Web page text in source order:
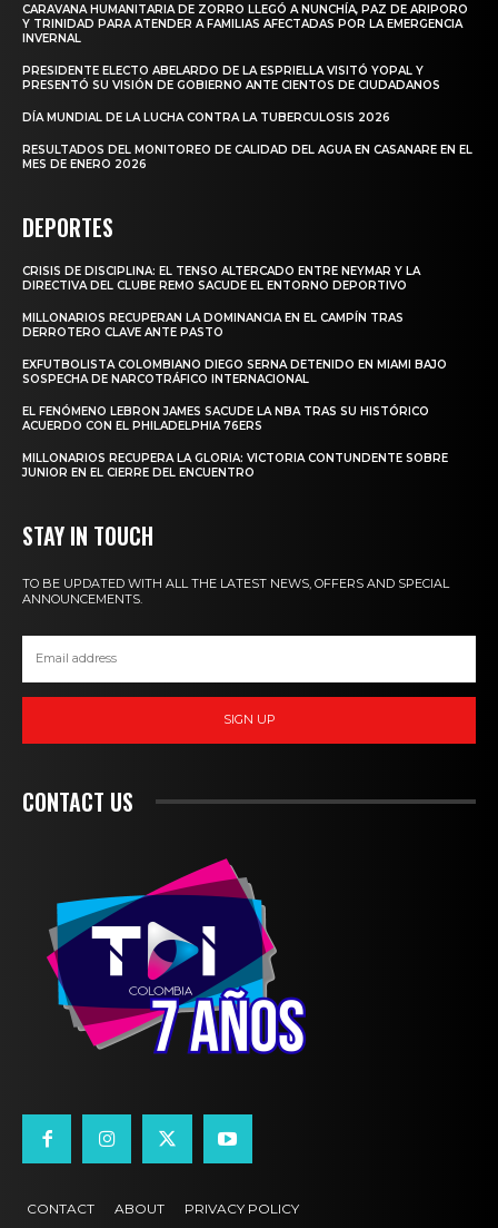
CARAVANA HUMANITARIA DE ZORRO LLEGÓ A NUNCHÍA, PAZ DE ARIPORO
Y TRINIDAD PARA ATENDER A FAMILIAS AFECTADAS POR LA EMERGENCIA
INVERNAL
PRESIDENTE ELECTO ABELARDO DE LA ESPRIELLA VISITÓ YOPAL Y
PRESENTÓ SU VISIÓN DE GOBIERNO ANTE CIENTOS DE CIUDADANOS
DÍA MUNDIAL DE LA LUCHA CONTRA LA TUBERCULOSIS 2026
RESULTADOS DEL MONITOREO DE CALIDAD DEL AGUA EN CASANARE EN EL
MES DE ENERO 2026
DEPORTES
CRISIS DE DISCIPLINA: EL TENSO ALTERCADO ENTRE NEYMAR Y LA
DIRECTIVA DEL CLUBE REMO SACUDE EL ENTORNO DEPORTIVO
MILLONARIOS RECUPERAN LA DOMINANCIA EN EL CAMPÍN TRAS
DERROTERO CLAVE ANTE PASTO
EXFUTBOLISTA COLOMBIANO DIEGO SERNA DETENIDO EN MIAMI BAJO
SOSPECHA DE NARCOTRÁFICO INTERNACIONAL
EL FENÓMENO LEBRON JAMES SACUDE LA NBA TRAS SU HISTÓRICO
ACUERDO CON EL PHILADELPHIA 76ERS
MILLONARIOS RECUPERA LA GLORIA: VICTORIA CONTUNDENTE SOBRE
JUNIOR EN EL CIERRE DEL ENCUENTRO
STAY IN TOUCH
TO BE UPDATED WITH ALL THE LATEST NEWS, OFFERS AND SPECIAL
ANNOUNCEMENTS.
SIGN UP
CONTACT US
CONTACT ABOUT PRIVACY POLICY